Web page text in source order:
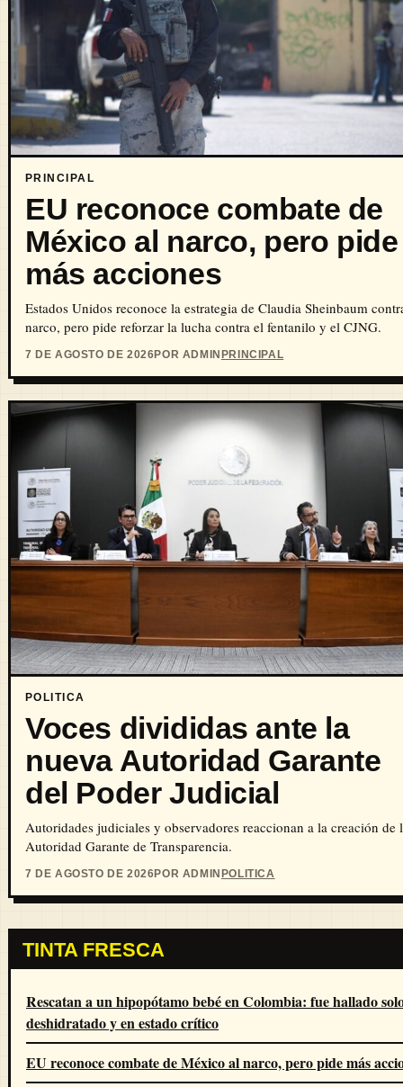
PRINCIPAL
EU reconoce combate de
México al narco, pero pide
más acciones
Estados Unidos reconoce la estrategia de Claudia Sheinbaum
narco, pero pide reforzar la lucha contra el fentanilo y el CJNG.
7 DE AGOSTO DE 2026POR ADMINPRINCIPAL
POLITICA
Voces divididas ante la
nueva Autoridad Garante
del Poder Judicial
Autoridades judiciales y observadores reaccionan a la creación de
Autoridad Garante de Transparencia.
7 DE AGOSTO DE 2026POR ADMIN POLITICA
TINTA FRESCA
Rescatan a un hipopótamo bebé en Colombia: fue hallado
deshidratado y en estado crítico
EU reconoce combate de México al narco, pero pide más